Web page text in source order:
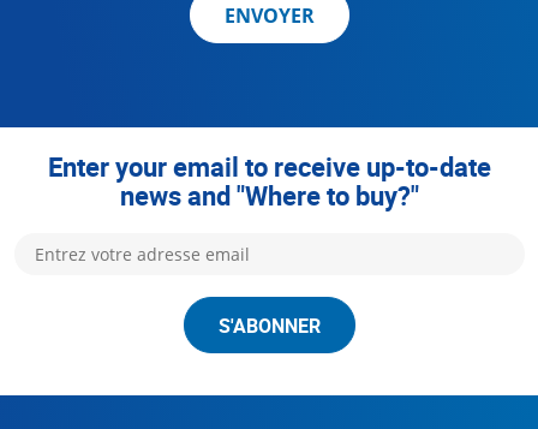
ENVOYER
Enter your email to receive up-to-date
news and "Where to buy?"
S'ABONNER